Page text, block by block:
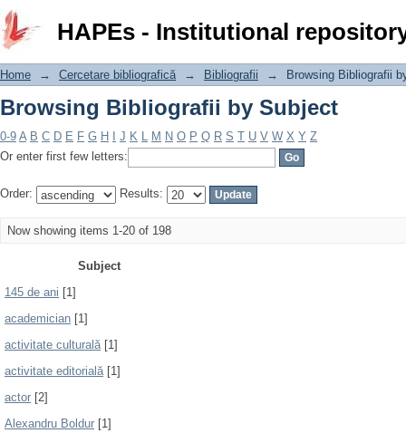
HAPEs - Institutional
Browsing Bibliografii by Subject
Home → Cercetare bibliografică → Bibliografii → Browsing Bibliografii
Browsing Bibliografii by Subject
0-9 A B C D E F G H J K L M N O P Q R S T U V W X Y Z
Or enter first few letters:
Order: Results:
Now showing items 1-20 of 198
Subject
145 de ani [1]
academician [1]
activitate culturală[1]
activitate editorială[1]
actor [2]
Alexandru Boldur [1]